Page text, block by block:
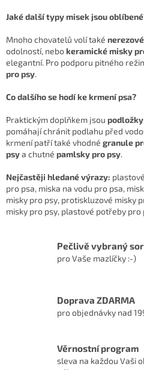
Jaké další typy misek jsou
Mnoho chovatelů volí také
odolností, nebokeramické misky
elegantní. Pro podporu pitného
pro psy.
Co dalšího se hodí ke krmení psa?
Praktickým doplňkem jsou
pomáhají chránit podlahu před
krmení patří také vhodné granule
psya chutné pamlsky pro psy.
Nejčastěji hledané výrazy:
pro psa, miska na vodu pro psa,
misky pro psy, protiskluzové misky
misky pro psy, plastové potřeby pro
Pečlivě vybraný
pro Vaše mazlíčky :-)
Doprava ZDARMA
pro objednávky nad
Věrnostní program
sleva na každou Vaši